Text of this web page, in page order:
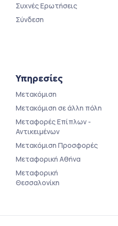
Συχνές Ερωτήσεις
Σύνδεση
Υπηρεσίες
Μετακόμιση
Μετακόμιση σε άλλη πόλη
Μεταφορές Επίπλων -
Αντικειμένων
Μετακόμιση Προσφορές
Μεταφορική Αθήνα
Μεταφορική
Θεσσαλονίκη